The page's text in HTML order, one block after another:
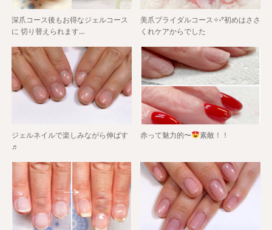
深爪コース後もお得なジェルコース
に 切り替えられます…
美爪ブライダルコース✧˖°初めはささ
くれケアからでした
ジェルネイルで楽しみながら伸ばす
♬
赤って魅力的〜 素敵！！